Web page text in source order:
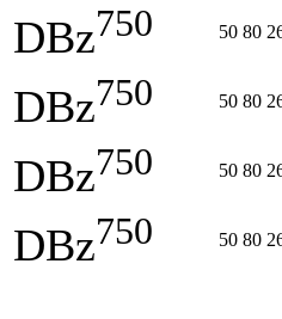
DBz750 50 80
DBz750 50 80
DBz750 50 80
DBz750 50 80